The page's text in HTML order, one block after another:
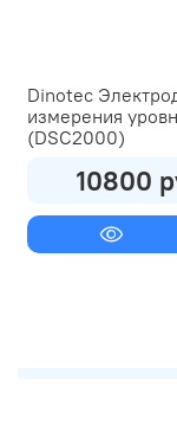
Dinotec
измерения
(DSC2000)
10800